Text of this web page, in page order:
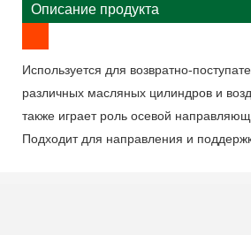
Описание продукта
Используется для возвратно-
различных масляных цилиндров и
также играет роль осевой
Подходит для направления и